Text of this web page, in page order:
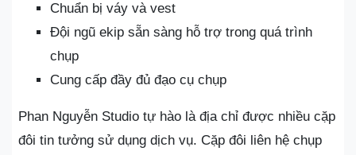
Chuẩn bị váy và vest
Đội ngũ ekip sẵn sàng hỗ trợ trong quá trình
chụp
Cung cấp đầy đủ đạo cụ chụp
Phan Nguyễn Studio tự hào là địa chỉ được nhiều cặp
đôi tin tưởng sử dụng dịch vụ. Cặp đôi liên hệ chụp